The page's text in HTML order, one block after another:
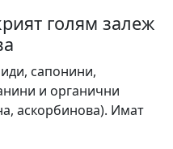
голям залеж
сапонини,
и органични
аскорбинова). Имат